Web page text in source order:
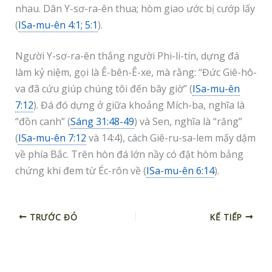
nhau. Dân Y-sơ-ra-ên thua; hòm giao ước bị cướp lấy
(ISa-mu-ên 4:1; 5:1).
Người Y-sơ-ra-ên thắng người Phi-li-tin, dựng đá
làm kỷ niệm, gọi là Ê-bên-Ê-xe, mà rằng: “Đức Giê-hô-
va đã cứu giúp chúng tôi đến bây giờ” (ISa-mu-ên
7:12). Đá đó dựng ở giữa khoảng Mích-ba, nghĩa là
“đồn canh” (Sáng 31:48-49) và Sen, nghĩa là “răng”
(ISa-mu-ên 7:12 và 14:4), cách Giê-ru-sa-lem mấy dặm
về phía Bắc. Trên hòn đá lớn nầy có đặt hòm bảng
chứng khi đem từ Éc-rôn về (ISa-mu-ên 6:14).
TRƯỚC ĐÓ KẾ TIẾP